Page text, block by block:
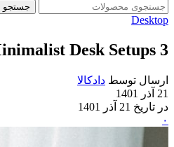
جستجو
Desktop
3 Minimalist Desk Setups
ارسال توسط دادکالا
21 آذر 1401
در تاریخ 21 آذر 1401
۰